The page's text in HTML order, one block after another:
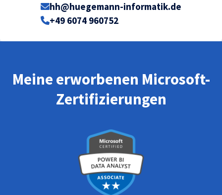
hh@huegemann-informatik.de
+49 6074 960752
Meine erworbenen Microsoft-
Zertifizierungen